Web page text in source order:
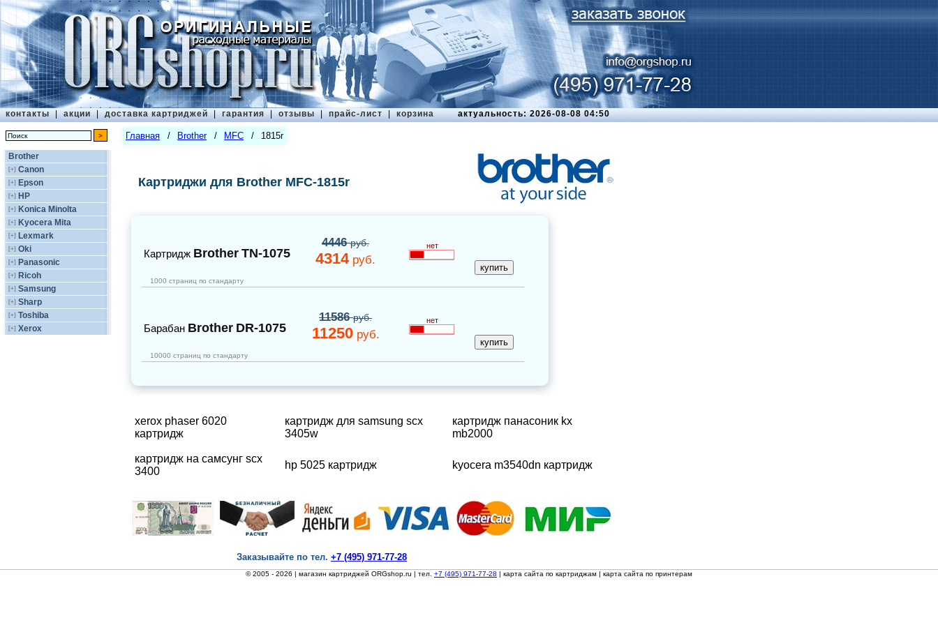
контакты | акции | доставка картриджей | гарантия | отзывы | прайс-лист | корзина актуальность: 2026-08-08 04:50
Brother
[+] Canon
[+] Epson
[+] HP
[+] Konica Minolta
[+] Kyocera Mita
[+] Lexmark
[+] Oki
[+] Panasonic
[+] Ricoh
[+] Samsung
[+] Sharp
[+] Toshiba
[+] Xerox
Главная / Brother / MFC / 1815r
Картриджи для Brother MFC-1815r
Картридж Brother TN-1075
4446руб.
4314руб.
нет
1000 страниц по стандарту
Барабан Brother DR-1075
11586руб.
11250руб.
нет
10000 страниц по стандарту
xerox phaser 6020
картридж
картридж для samsung scx
3405w
картридж панасоник kx
mb2000
картридж на самсунг scx
3400
hp 5025 картридж kyocera m3540dn картридж
Заказывайте по тел. +7 (495) 971-77-28
© 2005 - 2026 | магазин картриджей ORGshop.ru | тел. +7 (495) 971-77-28 | карта сайта по картриджам | карта сайта по принтерам